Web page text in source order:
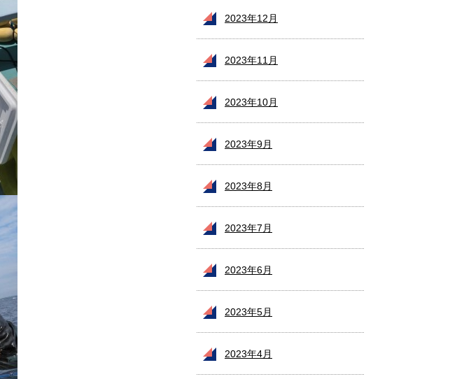
2023年12月
2023年11月
2023年10月
2023年9月
2023年8月
2023年7月
2023年6月
2023年5月
2023年4月